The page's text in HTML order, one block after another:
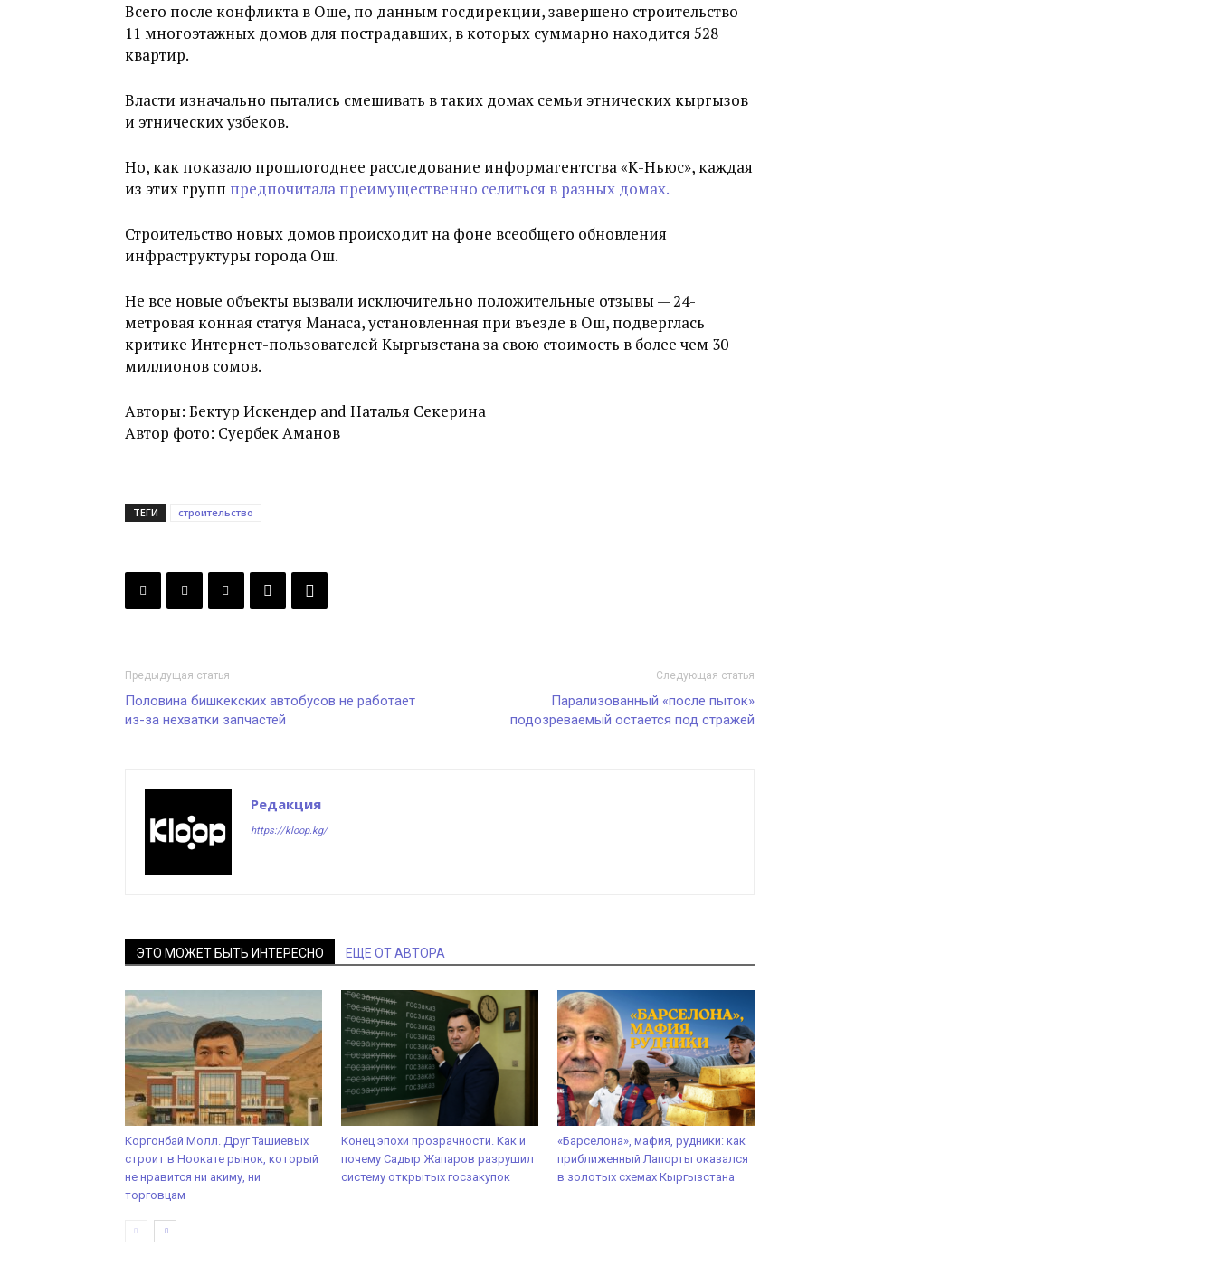
Всего после конфликта в Оше, по данным госдирекции, завершено строительство
11 многоэтажных домов для пострадавших, в которых суммарно находится 528
квартир.
Власти изначально пытались смешивать в таких домах семьи этнических кыргызов
и этнических узбеков.
Но, как показало прошлогоднее расследование информагентства «К-Ньюс», каждая
из этих групп предпочитала преимущественно селиться в разных домах.
Строительство новых домов происходит на фоне всеобщего обновления
инфраструктуры города Ош.
Не все новые объекты вызвали исключительно положительные отзывы — 24-
метровая конная статуя Манаса, установленная при въезде в Ош, подверглась
критике Интернет-пользователей Кыргызстана за свою стоимость в более чем 30
миллионов сомов.
Авторы: Бектур Искендер and Наталья Секерина
Автор фото: Суербек Аманов
ТЕГИ строительство
Предыдущая статья
Половина бишкекских автобусов не работает
из-за нехватки запчастей
Следующая статья
Парализованный «после пыток»
подозреваемый остается под стражей
Редакция
https://kloop.kg/
ЭТО МОЖЕТ БЫТЬ ИНТЕРЕСНО ЕЩЕ ОТ АВТОРА
Коргонбай Молл. Друг Ташиевых
строит в Ноокате рынок, который
не нравится ни акиму, ни
торговцам
Конец эпохи прозрачности. Как и
почему Садыр Жапаров разрушил
систему открытых госзакупок
«Барселона», мафия, рудники: как
приближенный Лапорты оказался
в золотых схемах Кыргызстана